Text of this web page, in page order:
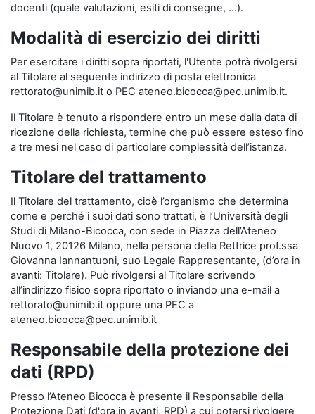
docenti (quale valutazioni, esiti di consegne, …).
Modalità di esercizio dei diritti
Per esercitare i diritti sopra riportati, l'Utente potrà rivolgersi
al Titolare al seguente indirizzo di posta elettronica
rettorato@unimib.it o PEC ateneo.bicocca@pec.unimib.it.
Il Titolare è tenuto a rispondere entro un mese dalla data di
ricezione della richiesta, termine che può essere esteso fino
a tre mesi nel caso di particolare complessità dell’istanza.
Titolare del trattamento
Il Titolare del trattamento, cioè l’organismo che determina
come e perché i suoi dati sono trattati, è l’Università degli
Studi di Milano-Bicocca, con sede in Piazza dell’Ateneo
Nuovo 1, 20126 Milano, nella persona della Rettrice prof.ssa
Giovanna Iannantuoni, suo Legale Rappresentante, (d’ora in
avanti: Titolare). Può rivolgersi al Titolare scrivendo
all’indirizzo fisico sopra riportato o inviando una e-mail a
rettorato@unimib.it oppure una PEC a
ateneo.bicocca@pec.unimib.it
Responsabile della protezione dei
dati (RPD)
Presso l’Ateneo Bicocca è presente il Responsabile della
Protezione Dati (d'ora in avanti, RPD) a cui potersi rivolgere